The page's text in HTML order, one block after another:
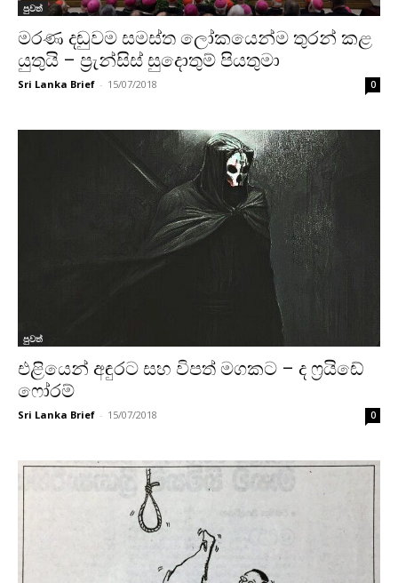
පුවත්
මරණ දඬුවම සමස්ත ලෝකයෙන්ම තුරන් කළ
යුතුයි – ප්‍රැන්සිස් සුදොතුම් පියතුමා
Sri Lanka Brief - 15/07/2018 0
පුවත්
එළියෙන් අඳුරට සහ විපත් මගකට – ද ෆ්‍රයිඬේ
ෆෝරම්
Sri Lanka Brief - 15/07/2018 0